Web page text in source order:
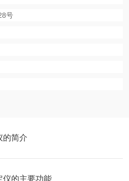
号
的简介
仪的主要功能